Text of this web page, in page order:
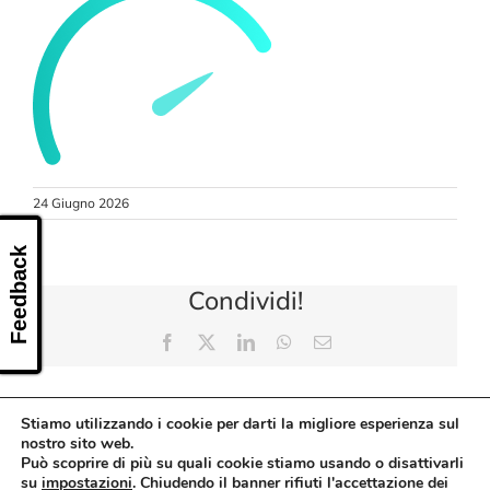
CONTATTI
24 Giugno 2026
Condividi!
Facebook LinkedInWhatsApp
Email
Stiamo utilizzando i cookie per darti la migliore esperienza sul
nostro sito web.
Può scoprire di più su quali cookie stiamo usando o disattivarli
su impostazioni. Chiudendo il banner rifiuti l'accettazione dei
Feedback